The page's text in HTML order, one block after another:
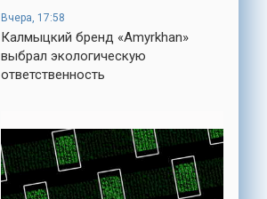
Вчера, 17:58
Калмыцкий бренд «Amyrkhan»
выбрал экологическую
ответственность